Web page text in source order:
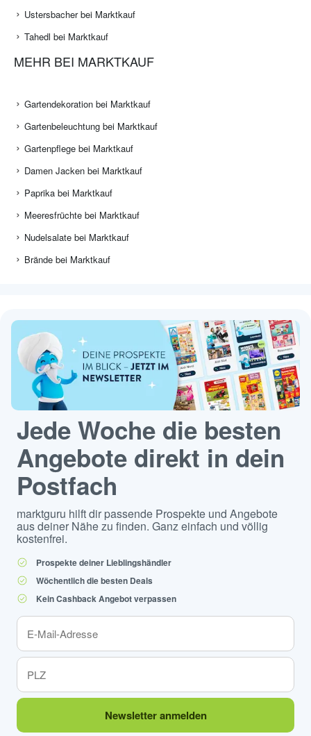
Ustersbacher bei Marktkauf
Tahedl bei Marktkauf
MEHR BEI MARKTKAUF
Gartendekoration bei Marktkauf
Gartenbeleuchtung bei Marktkauf
Gartenpflege bei Marktkauf
Damen Jacken bei Marktkauf
Paprika bei Marktkauf
Meeresfrüchte bei Marktkauf
Nudelsalate bei Marktkauf
Brände bei Marktkauf
Jede Woche die besten
Angebote direkt in dein
Postfach
marktguru hilft dir passende Prospekte und Angebote
aus deiner Nähe zu finden. Ganz einfach und völlig
kostenfrei.
Prospekte deiner Lieblingshändler
Wöchentlich die besten Deals
Kein Cashback Angebot verpassen
Newsletter anmelden